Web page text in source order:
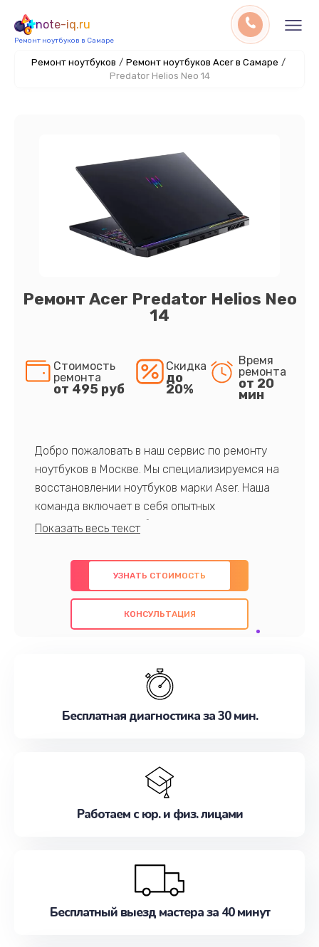
note-iq.ru
Ремонт ноутбуков в Самаре
Ремонт ноутбуков / Ремонт ноутбуков Acer в Самаре /
Predator Helios Neo 14
Ремонт Acer Predator Helios Neo
14
Стоимость
ремонта
от 495 руб
Скидка
до
20%
Время
ремонта
от 20
мин
Добро пожаловать в наш сервис по ремонту
ноутбуков в Москве. Мы специализируемся на
восстановлении ноутбуков марки Aser. Наша
команда включает в себя опытных
профессионалов с обширными знаниями и
предлагаем быстрый и качественный ремонт с
использованием оригинальных компонентов, а
также гарантируем качество всех
проведенных работ. Наша цель - предоставить
наилучшим образом. Не медлите записаться на
УЗНАТЬ СТОИМОСТЬ
КОНСУЛЬТАЦИЯ
Бесплатная диагностика за 30 мин.
Работаем с юр. и физ. лицами
Бесплатный выезд мастера за 40 минут